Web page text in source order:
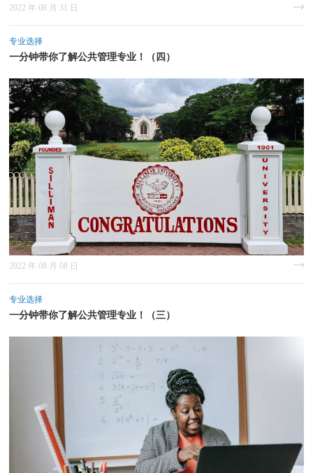
2022 年 08 月 31 日
专业选择
一分钟带你了解公共管理专业！（四）
2022 年 08 月 08 日
专业选择
一分钟带你了解公共管理专业！（三）